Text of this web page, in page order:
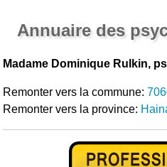
Annuaire des
Madame Dominique Rulkin,
Remonter vers la commune:
Remonter vers la province: